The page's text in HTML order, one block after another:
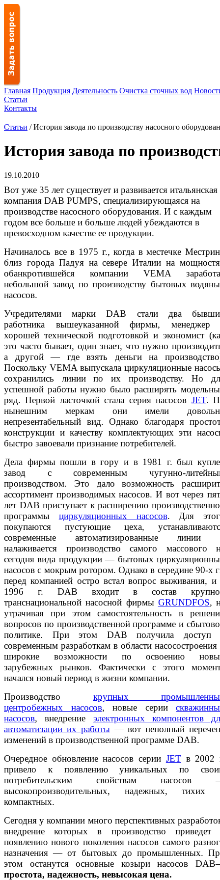
Главная Продукция Деятельность Очистка сточных вод
Статьи
Контакты
Статьи / История завода по производству насосного
История завода по
19.10.2010
Вот уже 35 лет существует и развивается итальянская
компания DAB PUMPS, специализирующаяся на
производстве насосного оборудования. И с каждым
годом все больше и больше людей убеждаются в
превосходном качестве ее продукции.
Начиналось все в 1975 г., когда в местечке
близ города Падуя на севере Италии на
обанкротившейся компании VEMA
небольшой завод по производству бытовых
насосов.
Учредителями марки DAB стали два
работника вышеуказанной фирмы, менеджер
хорошей технической подготовкой и экономист
это часто бывает, один знает, что нужно
а другой — где взять деньги на
Поскольку VEMA выпускала циркуляционные
сохранились линии по их производству. Но
успешной работы нужно было расширять
ряд. Первой ласточкой стала серия насосов JET.
нынешним меркам они имели
непрезентабельный вид. Однако благодаря
конструкции и качеству комплектующих эти
быстро завоевали признание потребителей.
Дела фирмы пошли в гору и в 1981 г. был
завод с современным чугунно-
производством. Это дало возможность
ассортимент производимых насосов. И вот через
лет DAB приступает к расширению
программы циркуляционных насосов. Для
покупаются пустующие цеха,
современные автоматизированные линии
налаживается производство самого массового
сегодня вида продукции — бытовых
насосов с мокрым ротором. Однако в середине 90-х
перед компанией остро встал вопрос выживания, и
1996 г. DAB входит в состав
транснациональной насосной фирмы GRUNDFOS,
утрачивая при этом самостоятельность в
вопросов по производственной программе и
политике. При этом DAB получила доступ
современным разработкам в области насосостроения
широкие возможности по освоению
зарубежных рынков. Фактически с этого
начался новый период в жизни компании.
Производство крупных
центробежных насосов, новые серии
насосов, внедрение электронных компонентов
автоматизации их работы— вот неполный
изменений в производственной программе DAB.
Очередное обновление насосов серии JETв 2002
привело к появлению уникальных по
потребительским свойствам насосов
высокопроизводительных, надежных, тихих
компактных.
Сегодня у компании много перспективных
внедрение которых в производство приведет
появлению нового поколения насосов самого
назначения — от бытовых до промышленных.
этом останутся основные козыри насосов
простота, надежность, невысокая цена.